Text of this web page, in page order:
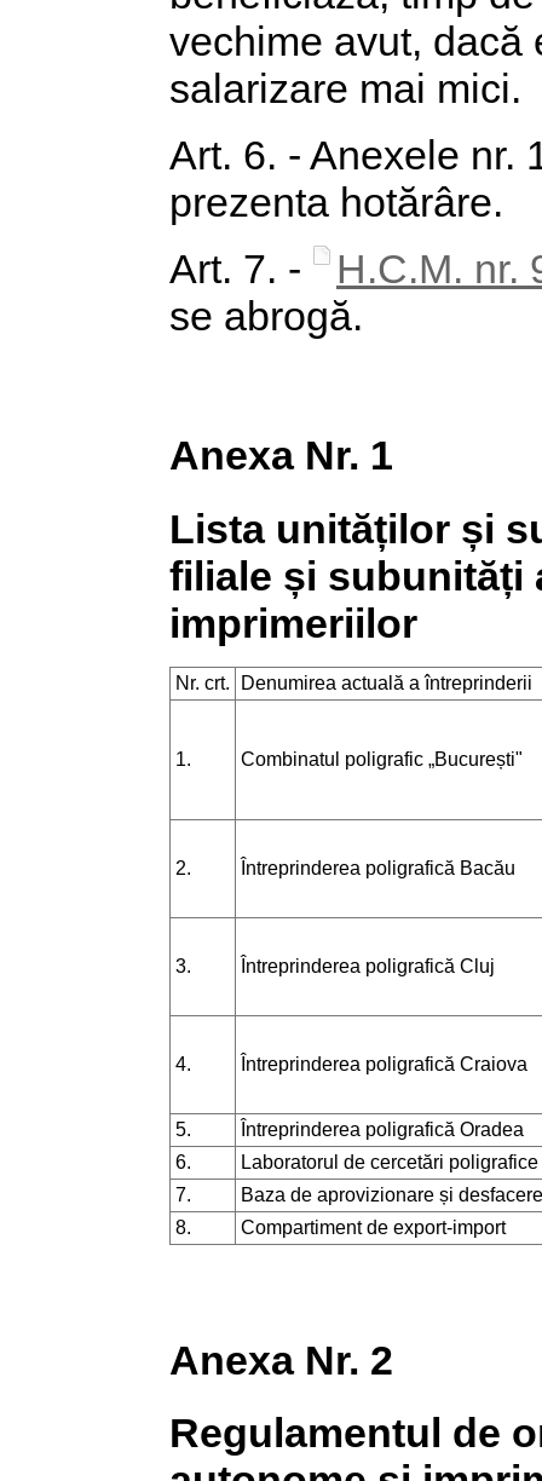
vechime avut, dacă
salarizare mai mici.
Art. 6. - Anexele nr.
prezenta hotărâre.
Art. 7. -
H.C.M. nr.
se abrogă.
Anexa Nr. 1
Lista unităților și
filiale și subunități
imprimeriilor
Nr. crt. Denumirea actuală a întreprinderii
1. Combinatul poligrafic „București"
2. Întreprinderea poligrafică Bacău
3. Întreprinderea poligrafică Cluj
4. Întreprinderea poligrafică Craiova
5.
Întreprinderea poligrafică Oradea
6.
Laboratorul de cercetări poligrafice
7.
Baza de aprovizionare și desfacere
8.
Compartiment de export-import
Anexa Nr. 2
Regulamentul de